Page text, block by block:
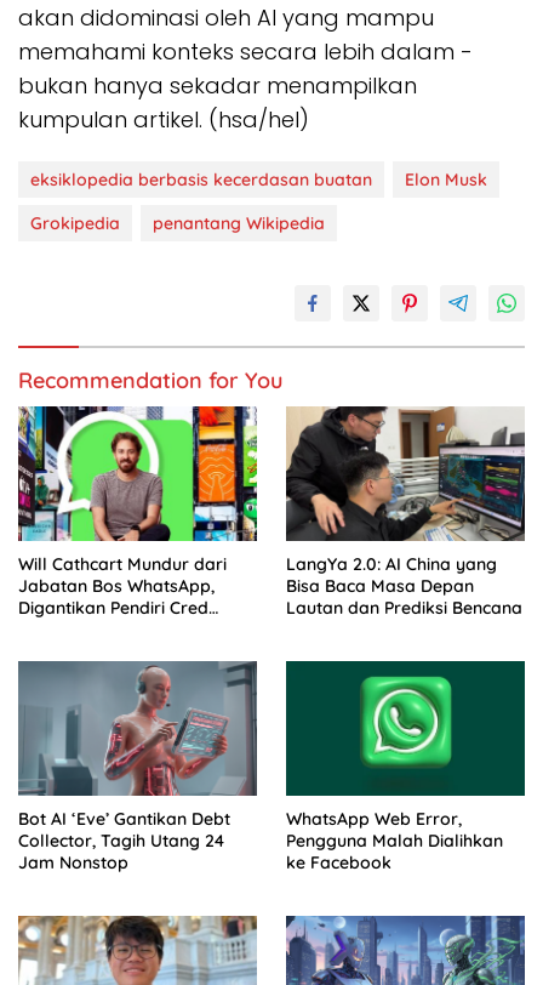
akan didominasi oleh AI yang mampu
memahami konteks secara lebih dalam -
bukan hanya sekadar menampilkan
kumpulan artikel. (hsa/hel)
eksiklopedia berbasis kecerdasan buatan
Elon Musk
Grokipedia
penantang Wikipedia
Recommendation for You
Will Cathcart Mundur dari
Jabatan Bos WhatsApp,
Digantikan Pendiri Cred
LangYa 2.0: AI China yang
Bisa Baca Masa Depan
Lautan dan Prediksi Bencana
Bot AI ‘Eve’ Gantikan Debt
Collector, Tagih Utang 24
Jam Nonstop
WhatsApp Web Error,
Pengguna Malah Dialihkan
ke Facebook